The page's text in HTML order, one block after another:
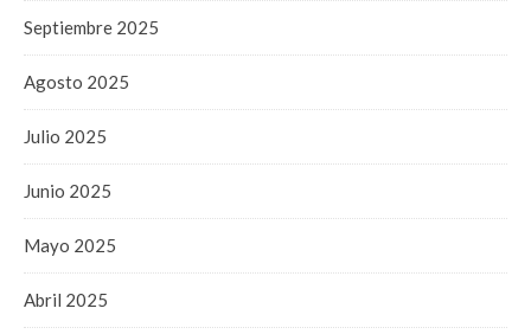
Septiembre 2025
Agosto 2025
Julio 2025
Junio 2025
Mayo 2025
Abril 2025